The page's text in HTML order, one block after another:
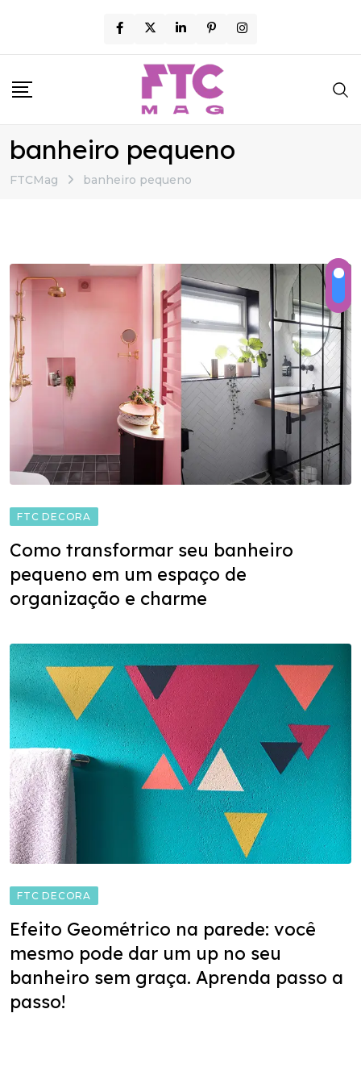
content
banheiro pequeno
FTCMag banheiro pequeno
FTC DECORA
Como transformar seu banheiro
pequeno em um espaço de
organização e charme
FTC DECORA
Efeito Geométrico na parede: você
mesmo pode dar um up no seu
banheiro sem graça. Aprenda passo a
passo!